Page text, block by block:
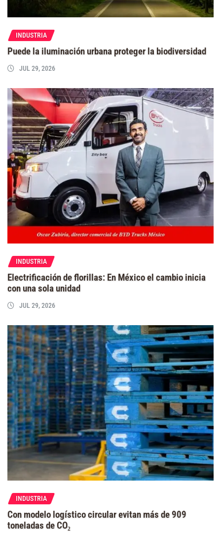
INDUSTRIA
Puede la iluminación urbana proteger la biodiversidad
JUL 29, 2026
INDUSTRIA
Electrificación de florillas: En México el cambio inicia
con una sola unidad
JUL 29, 2026
INDUSTRIA
Con modelo logístico circular evitan más de 909
toneladas de CO₂